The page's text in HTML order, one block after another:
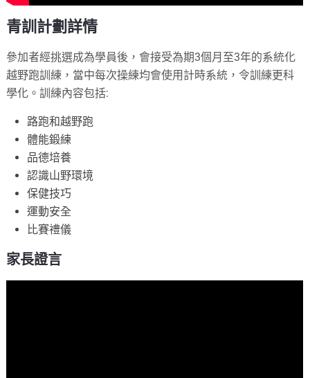
青訓計劃詳情
參加者經挑選成為學員後，會接受為期3個月至3年的系統化
越野跑訓練，當中每次操練均會使用計時系統，令訓練更科
學化。訓練內容包括:
路跑和越野跑
體能鍛練
品德培養
認識山野環境
保健技巧
運動安全
比賽禮儀
家長證言